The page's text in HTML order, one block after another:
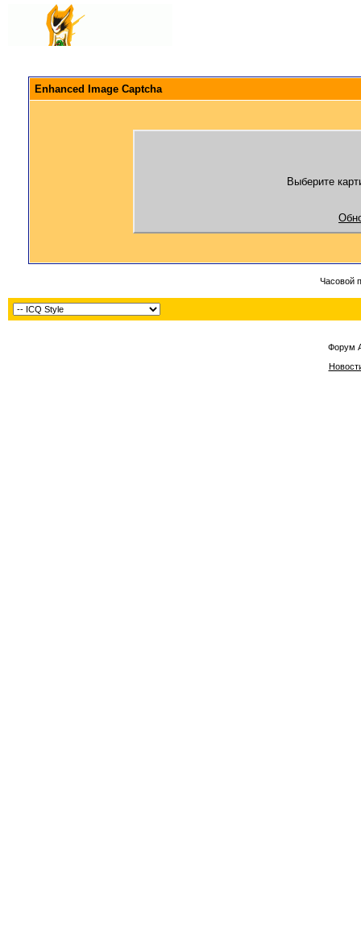
Enhanced Image Captcha
Выберите
Часовой
Форум